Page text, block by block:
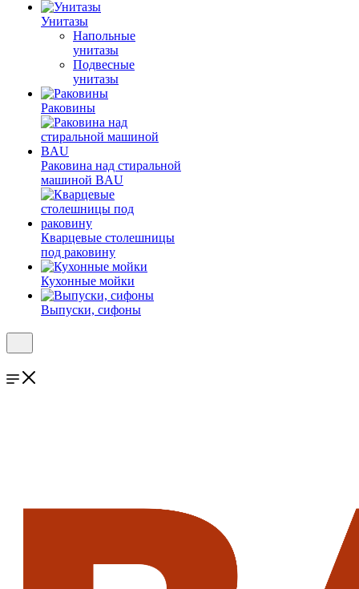
Унитазы
Напольные
унитазы
Подвесные
унитазы
Раковины
Раковина над стиральной
машиной BAU
Кварцевые столешницы
под раковину
Кухонные мойки
Выпуски, сифоны